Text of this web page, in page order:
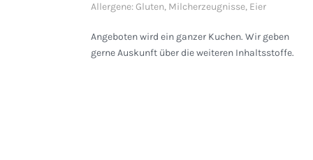
Allergene: Gluten, Milcherzeugnisse, Eier
Angeboten wird ein ganzer Kuchen. Wir geben
gerne Auskunft über die weiteren Inhaltsstoffe.